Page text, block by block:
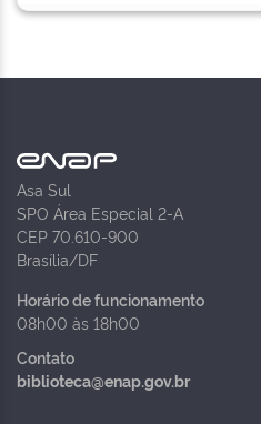
Asa Sul
SPO Área Especial 2-A
CEP 70.610-900
Brasília/DF
Horário de funcionamento
08h00 às 18h00
Contato
biblioteca@enap.gov.br